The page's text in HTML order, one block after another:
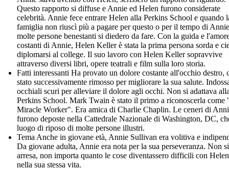
Questo rapporto si diffuse e Annie ed Helen furono considerate
celebrità. Annie fece entrare Helen alla Perkins School e quando
famiglia non riuscì più a pagare per questo o per il tempo di
molte persone benestanti si diedero da fare. Con la guida e
costanti di Annie, Helen Keller è stata la prima persona sorda e
diplomarsi al college. Il suo lavoro con Helen Keller sopravvive
attraverso diversi libri, opere teatrali e film sulla loro storia.
Fatti interessanti Ha provato un dolore costante all'occhio destro,
stato successivamente rimosso per migliorare la sua salute.
occhiali scuri per alleviare il dolore agli occhi. Non si adattava
Perkins School. Mark Twain è stato il primo a riconoscerla come
Miracle Worker". Era amica di Charlie Chaplin. Le ceneri di
furono deposte nella Cattedrale Nazionale di Washington, DC,
luogo di riposo di molte persone illustri.
Tema Anche in giovane età, Annie Sullivan era volitiva e
Da giovane adulta, Annie era nota per la sua perseveranza. Non
arresa, non importa quanto le cose diventassero difficili con
nella sua stessa vita.